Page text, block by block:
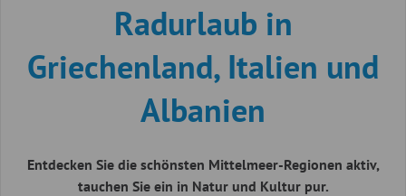
Radurlaub in
Griechenland, Italien und
Albanien
Entdecken Sie die schönsten Mittelmeer-Regionen aktiv,
tauchen Sie ein in Natur und Kultur pur.